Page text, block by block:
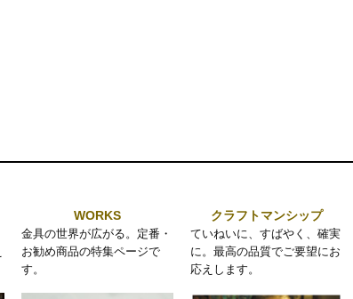
WORKS
金具の世界が広がる。定番・
お勧め商品の特集ページで
す。
クラフトマンシップ
ていねいに、すばやく、確実
に。最高の品質でご要望にお
応えします。